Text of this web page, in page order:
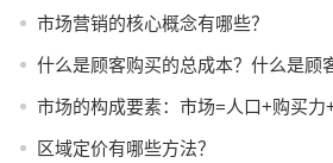
市场营销的核心概念有哪些？
什么是顾客购买的总成本？什么是顾
市场的构成要素：市场=人口+购买力
区域定价有哪些方法？